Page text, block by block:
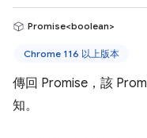
Promise<boolean>
Chrome 116 以上版本
傳回 Promise，該
知。